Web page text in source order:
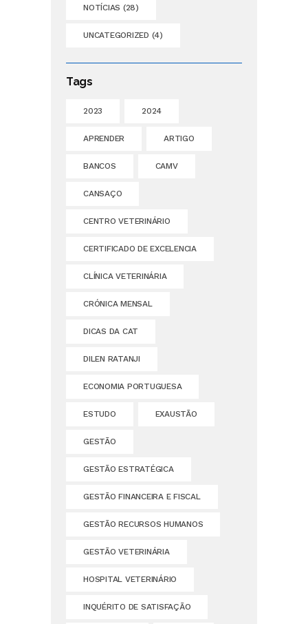
NOTÍCIAS (28)
UNCATEGORIZED (4)
Tags
2023 2024
APRENDER ARTIGO
BANCOS CAMV
CANSAÇO
CENTRO VETERINÁRIO
CERTIFICADO DE EXCELENCIA
CLÍNICA VETERINÁRIA
CRÓNICA MENSAL
DICAS DA CAT
DILEN RATANJI
ECONOMIA PORTUGUESA
ESTUDO EXAUSTÃO
GESTÃO
GESTÃO ESTRATÉGICA
GESTÃO FINANCEIRA E FISCAL
GESTÃO RECURSOS HUMANOS
GESTÃO VETERINÁRIA
HOSPITAL VETERINÁRIO
INQUÉRITO DE SATISFAÇÃO